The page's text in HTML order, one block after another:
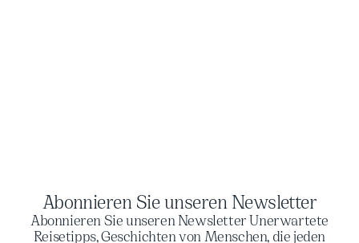
Abonnieren Sie unseren Newsletter
Abonnieren Sie unseren Newsletter Unerwartete
Reisetipps, Geschichten von Menschen, die jeden